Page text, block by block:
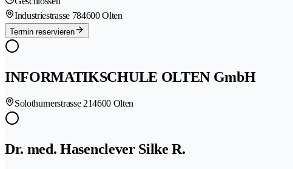
Industriestrasse 784600 Olten
Termin reservieren
INFORMATIKSCHULE OLTEN GmbH
Solothurnerstrasse 214600 Olten
Dr. med. Hasenclever Silke R.